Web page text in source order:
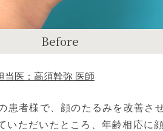
Before
当医：高須幹弥 医師
患者様で、顔のたるみを改善さ
いただいたところ、年齢相応に